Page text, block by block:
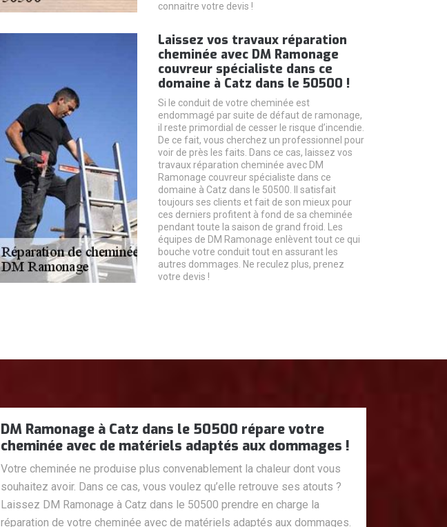
connaitre votre devis !
Laissez vos travaux réparation
cheminée avec DM Ramonage
couvreur spécialiste dans ce
domaine à Catz dans le 50500 !
Si le conduit de votre cheminée est
endommagé par suite de défaut de ramonage,
il reste primordial de cesser le risque d’incendie.
De ce fait, vous cherchez un professionnel pour
voir de près les faits. Dans ce cas, laissez vos
travaux réparation cheminée avec DM
Ramonage couvreur spécialiste dans ce
domaine à Catz dans le 50500. Il satisfait
toujours ses clients et fait de son mieux pour
ces derniers profitent à fond de sa cheminée
pendant toute la saison de grand froid. Les
équipes de DM Ramonage enlèvent tout ce qui
bouche votre conduit tout en assurant les
autres dommages. Ne reculez plus, prenez
votre devis !
DM Ramonage à Catz dans le 50500 répare votre
cheminée avec de matériels adaptés aux dommages !
Votre cheminée ne produise plus convenablement la chaleur dont vous
souhaitez avoir. Dans ce cas, vous voulez qu’elle retrouve ses atouts ?
Laissez DM Ramonage à Catz dans le 50500 prendre en charge la
réparation de votre cheminée avec de matériels adaptés aux dommages.